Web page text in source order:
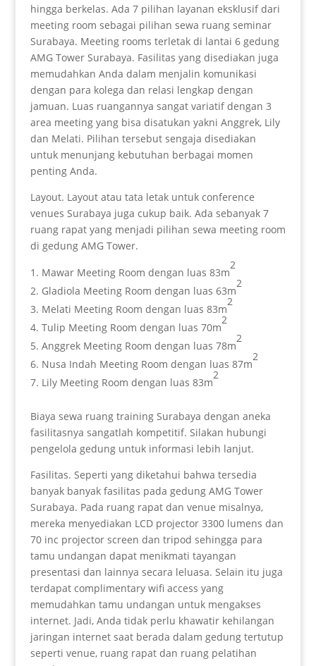
hingga berkelas. Ada 7 pilihan layanan eksklusif dari
meeting room sebagai pilihan sewa ruang seminar
Surabaya. Meeting rooms terletak di lantai 6 gedung
AMG Tower Surabaya. Fasilitas yang disediakan juga
memudahkan Anda dalam menjalin komunikasi
dengan para kolega dan relasi lengkap dengan
jamuan. Luas ruangannya sangat variatif dengan 3
area meeting yang bisa disatukan yakni Anggrek, Lily
dan Melati. Pilihan tersebut sengaja disediakan
untuk menunjang kebutuhan berbagai momen
penting Anda.
Layout. Layout atau tata letak untuk conference
venues Surabaya juga cukup baik. Ada sebanyak 7
ruang rapat yang menjadi pilihan sewa meeting room
di gedung AMG Tower.
Mawar Meeting Room dengan luas 83m
2
Gladiola Meeting Room dengan luas 63m
2
Melati Meeting Room dengan luas 83m
2
Tulip Meeting Room dengan luas 70m
2
Anggrek Meeting Room dengan luas 78m
2
Nusa Indah Meeting Room dengan luas 87m
2
Lily Meeting Room dengan luas 83m
2
Biaya sewa ruang training Surabaya dengan aneka
fasilitasnya sangatlah kompetitif. Silakan hubungi
pengelola gedung untuk informasi lebih lanjut.
Fasilitas. Seperti yang diketahui bahwa tersedia
banyak banyak fasilitas pada gedung AMG Tower
Surabaya. Pada ruang rapat dan venue misalnya,
mereka menyediakan LCD projector 3300 lumens dan
70 inc projector screen dan tripod sehingga para
tamu undangan dapat menikmati tayangan
presentasi dan lainnya secara leluasa. Selain itu juga
terdapat complimentary wifi access yang
memudahkan tamu undangan untuk mengakses
internet. Jadi, Anda tidak perlu khawatir kehilangan
jaringan internet saat berada dalam gedung tertutup
seperti venue, ruang rapat dan ruang pelatihan